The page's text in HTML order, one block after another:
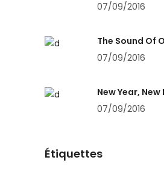
07/09/2016
The Sound Of
07/09/2016
New Year,
07/09/2016
Étiquettes